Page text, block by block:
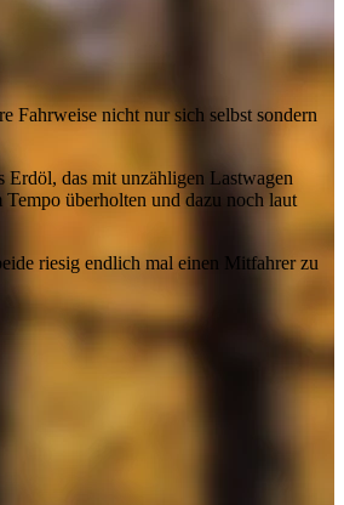
Fahrweise nicht nur sich selbst sondern
Erdöl, das mit unzähligen Lastwagen
überholten und dazu noch laut
riesig endlich mal einen Mitfahrer zu